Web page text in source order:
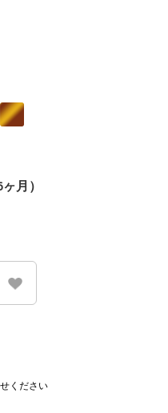
月）
ください